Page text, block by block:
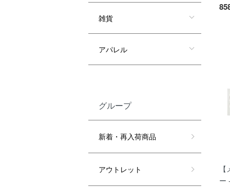
ー
雑貨
アパレル
グループ
新着・再入荷商品
アウトレット